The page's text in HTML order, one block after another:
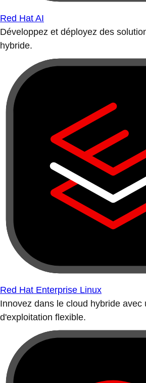
Red Hat AI
Développez et déployez des
hybride.
Red Hat Enterprise Linux
Innovez dans le cloud hybride avec
d'exploitation flexible.